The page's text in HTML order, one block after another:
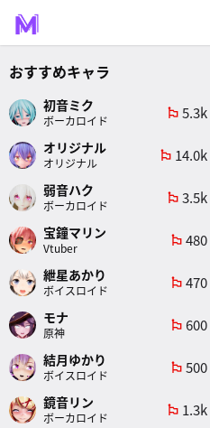
おすすめキャラ
初音ミク
ボーカロイド
emoji_flags 5.3k
オリジナル
オリジナル
emoji_flags 14.0k
弱音ハク
ボーカロイド
emoji_flags 3.5k
宝鐘マリン
Vtuber
emoji_flags 480
紲星あかり
ボイスロイド
emoji_flags 470
モナ
原神
emoji_flags 600
結月ゆかり
ボイスロイド
emoji_flags 500
鏡音リン
ボーカロイド
emoji_flags 1.3k